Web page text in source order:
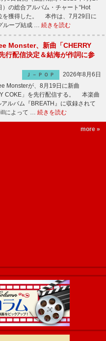
）の総合アルバム・チャート“Hot
を獲得した。 本作は、7月29日に
ループ結成 … 続きを読む
Monster、新曲「CHERRY
行配信決定＆結海が作詞に参
Ｊ－ＰＯＰ
2026年8月6日
Monsterが、8月19日に新曲
COKE」を先行配信する。 本楽曲
ルバム『BREATH』に収録されて
によって … 続きを読む
more »